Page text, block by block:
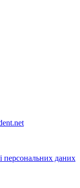
персональних даних